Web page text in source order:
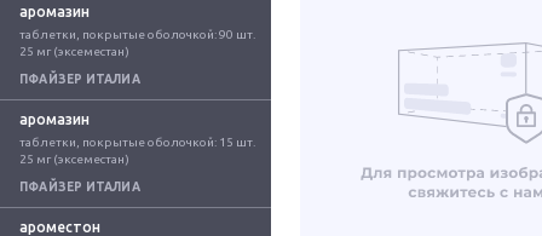
аромазин
таблетки, покрытые оболочкой: 90 шт.
25 мг (эксеместан)
ПФАЙЗЕР ИТАЛИА
аромазин
таблетки, покрытые оболочкой: 15 шт.
25 мг (эксеместан)
ПФАЙЗЕР ИТАЛИА
ароместон